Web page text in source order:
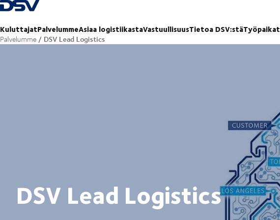
Takaisin kotisivulle
KuluttajatPalvelummeAsiaa logistiikastaVastuullisuusTietoa DSV:stäTyöpaikat
Palvelumme DSV Lead Logistics
DSV Lead Logistics